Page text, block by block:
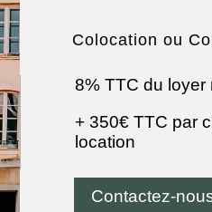
Colocation ou
8% TTC du loyer
+ 350€ TTC par
location
Contactez-